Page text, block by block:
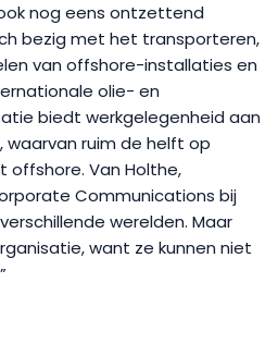
nog eens ontzettend
bezig met het transporteren,
van offshore-installaties en
olie- en
biedt werkgelegenheid aan
waarvan ruim de helft op
offshore. Van Holthe,
Communications bij
werelden. Maar
want ze kunnen niet